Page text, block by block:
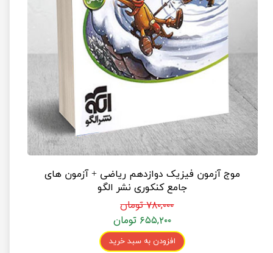
موج آزمون فیزیک دوازدهم ریاضی + آزمون های
جامع کنکوری نشر الگو
۷۸۰,۰۰۰ تومان
۶۵۵,۲۰۰ تومان
افزودن به سبد خرید